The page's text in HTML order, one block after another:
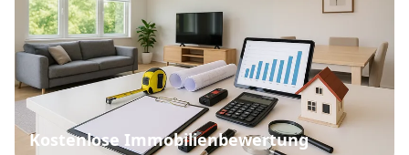
Kostenlose Immobilienbewertung